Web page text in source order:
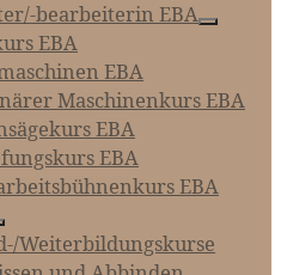
bearbeiterin EBA
EBA
EBA
Maschinenkurs EBA
EBA
EBA
EBA
Weiterbildungskurse